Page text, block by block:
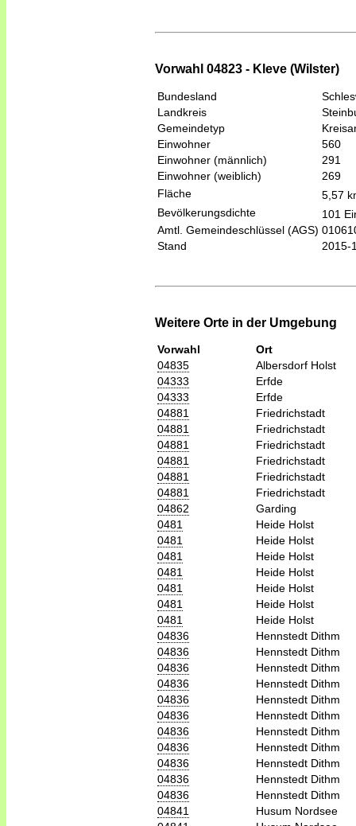
Vorwahl 04823 - Kleve (Wilster)
Bundesland
Landkreis
Gemeindetyp
Einwohner
560
Einwohner (männlich)
291
Einwohner (weiblich)
269
Fläche
5,57
Bevölkerungsdichte
101
Amtl. Gemeindeschlüssel (AGS)
Stand
2015-
Weitere Orte in der Umgebung
Vorwahl
Ort
04835
Albersdorf Holst
04333
Erfde
04333
Erfde
04881
Friedrichstadt
04881
Friedrichstadt
04881
Friedrichstadt
04881
Friedrichstadt
04881
Friedrichstadt
04881
Friedrichstadt
04862
Garding
0481
Heide Holst
0481
Heide Holst
0481
Heide Holst
0481
Heide Holst
0481
Heide Holst
0481
Heide Holst
0481
Heide Holst
04836
Hennstedt Dithm
04836
Hennstedt Dithm
04836
Hennstedt Dithm
04836
Hennstedt Dithm
04836
Hennstedt Dithm
04836
Hennstedt Dithm
04836
Hennstedt Dithm
04836
Hennstedt Dithm
04836
Hennstedt Dithm
04836
Hennstedt Dithm
04836
Hennstedt Dithm
04841
Husum Nordsee